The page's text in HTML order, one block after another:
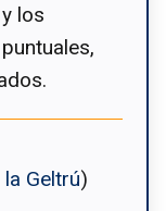
los
Geltrú)